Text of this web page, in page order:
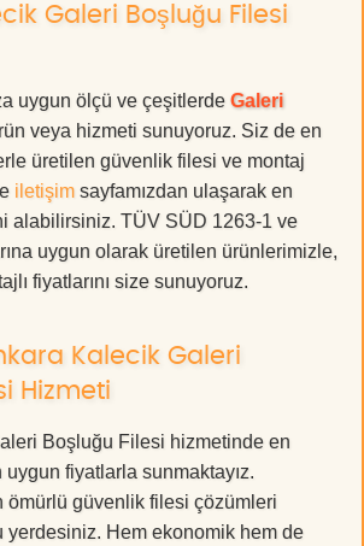
Galeri Boşluğu Filesi
uygun ölçü ve çeşitlerde Galeri
veya hizmeti sunuyoruz. Siz de en
üretilen güvenlik filesi ve montaj
iletişim sayfamızdan ulaşarak en
alabilirsiniz. TÜV SÜD 1263-1 ve
uygun olarak üretilen ürünlerimizle,
fiyatlarını size sunuyoruz.
Kalecik Galeri
Hizmeti
Boşluğu Filesi hizmetinde en
fiyatlarla sunmaktayız.
ömürlü güvenlik filesi çözümleri
yerdesiniz. Hem ekonomik hem de